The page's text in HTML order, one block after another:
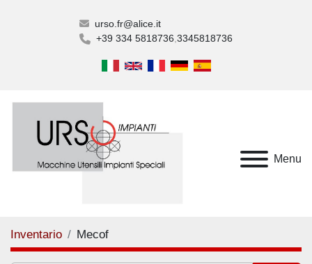
urso.fr@alice.it
+39 334 5818736 3345818736
Menu
Inventario Mecof